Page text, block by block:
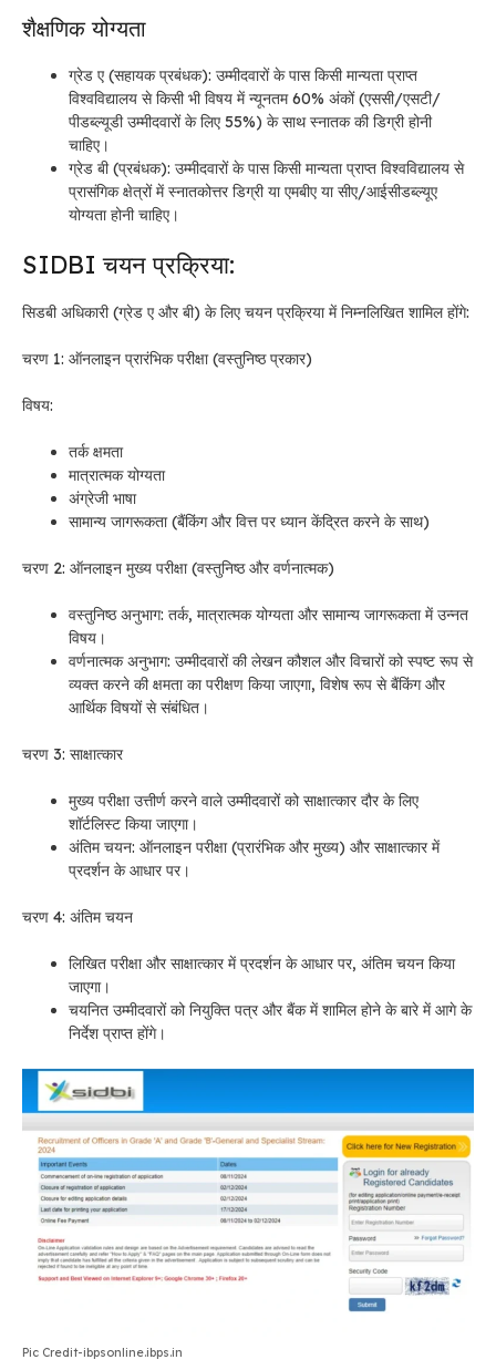
शैक्षणिक योग्यता
ग्रेड ए (सहायक प्रबंधक): उम्मीदवारों के पास किसी मान्यता प्राप्त
विश्वविद्यालय से किसी भी विषय में न्यूनतम 60% अंकों (एससी/एसटी/
पीडब्ल्यूडी उम्मीदवारों के लिए 55%) के साथ स्नातक की डिग्री होनी
चाहिए।
ग्रेड बी (प्रबंधक): उम्मीदवारों के पास किसी मान्यता प्राप्त विश्वविद्यालय से
प्रासंगिक क्षेत्रों में स्नातकोत्तर डिग्री या एमबीए या सीए/आईसीडब्ल्यूए
योग्यता होनी चाहिए।
SIDBI चयन प्रक्रिया:
सिडबी अधिकारी (ग्रेड ए और बी) के लिए चयन प्रक्रिया में निम्नलिखित शामिल होंगे:
चरण 1: ऑनलाइन प्रारंभिक परीक्षा (वस्तुनिष्ठ प्रकार)
विषय:
तर्क क्षमता
मात्रात्मक योग्यता
अंग्रेजी भाषा
सामान्य जागरूकता (बैंकिंग और वित्त पर ध्यान केंद्रित करने के साथ)
चरण 2: ऑनलाइन मुख्य परीक्षा (वस्तुनिष्ठ और वर्णनात्मक)
वस्तुनिष्ठ अनुभाग: तर्क, मात्रात्मक योग्यता और सामान्य जागरूकता में उन्नत
विषय।
वर्णनात्मक अनुभाग: उम्मीदवारों की लेखन कौशल और विचारों को स्पष्ट रूप से
व्यक्त करने की क्षमता का परीक्षण किया जाएगा, विशेष रूप से बैंकिंग और
आर्थिक विषयों से संबंधित।
चरण 3: साक्षात्कार
मुख्य परीक्षा उत्तीर्ण करने वाले उम्मीदवारों को साक्षात्कार दौर के लिए
शॉर्टलिस्ट किया जाएगा।
अंतिम चयन: ऑनलाइन परीक्षा (प्रारंभिक और मुख्य) और साक्षात्कार में
प्रदर्शन के आधार पर।
चरण 4: अंतिम चयन
लिखित परीक्षा और साक्षात्कार में प्रदर्शन के आधार पर, अंतिम चयन किया
जाएगा।
चयनित उम्मीदवारों को नियुक्ति पत्र और बैंक में शामिल होने के बारे में आगे के
निर्देश प्राप्त होंगे।
Pic Credit-ibpsonline.ibps.in